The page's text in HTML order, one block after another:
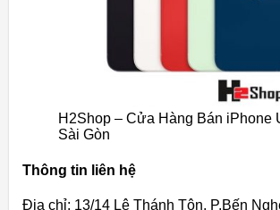
H2Shop – Cửa Hàng Bán iPhone
Sài Gòn
Thông tin liên hệ
Địa chỉ: 13/14 Lê Thánh Tôn, P.Bến